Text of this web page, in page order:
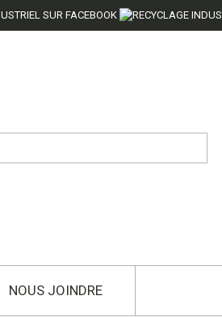
NOUS JOINDRE